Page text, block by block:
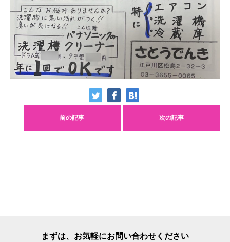
前の記事 次の記事
まずは、お気軽にお問い合わせください